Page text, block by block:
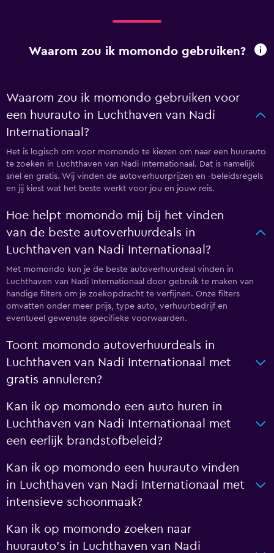
Waarom zou ik momondo gebruiken?
Waarom zou ik momondo gebruiken voor
een huurauto in Luchthaven van Nadi
Internationaal?
Het is logisch om voor momondo te kiezen om naar een huurauto
te zoeken in Luchthaven van Nadi Internationaal. Dat is namelijk
snel en gratis. Wij vinden de autoverhuurprijzen en -beleidsregels
en jij kiest wat het beste werkt voor jou en jouw reis.
Hoe helpt momondo mij bij het vinden
van de beste autoverhuurdeals in
Luchthaven van Nadi Internationaal?
Met momondo kun je de beste autoverhuurdeal vinden in
Luchthaven van Nadi Internationaal door gebruik te maken van
handige filters om je zoekopdracht te verfijnen. Onze filters
omvatten onder meer prijs, type auto, verhuurbedrijf en
eventueel gewenste specifieke voorwaarden.
Toont momondo autoverhuurdeals in
Luchthaven van Nadi Internationaal met
gratis annuleren?
Kan ik op momondo een auto huren in
Luchthaven van Nadi Internationaal met
een eerlijk brandstofbeleid?
Kan ik op momondo een huurauto vinden
in Luchthaven van Nadi Internationaal met
intensieve schoonmaak?
Kan ik op momondo zoeken naar
huurauto's in Luchthaven van Nadi